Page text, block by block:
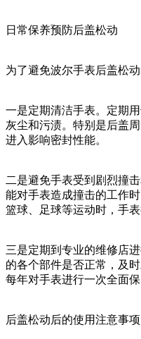
日常保养预防后盖松动
为了避免波尔手表后盖松
一是定期清洁手表。定期
灰尘和污渍。特别是后盖
进入影响密封性能。
二是避免手表受到剧烈撞
能对手表造成撞击的工作
篮球、足球等运动时，手
三是定期到专业的维修店
的各个部件是否正常，及
每年对手表进行一次全面保
后盖松动后的使用注意事项